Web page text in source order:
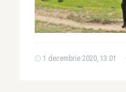
1 decembrie 2020, 13:01